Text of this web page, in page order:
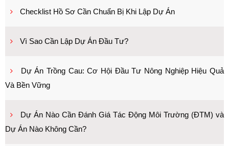
Checklist Hồ Sơ Cần Chuẩn Bị Khi Lập Dự Án
Vì Sao Cần Lập Dự Án Đầu Tư?
Dự Án Trồng Cau: Cơ Hội Đầu Tư Nông Nghiệp Hiệu Quả
Và Bền Vững
Dự Án Nào Cần Đánh Giá Tác Động Môi Trường (ĐTM) và
Dự Án Nào Không Cần?